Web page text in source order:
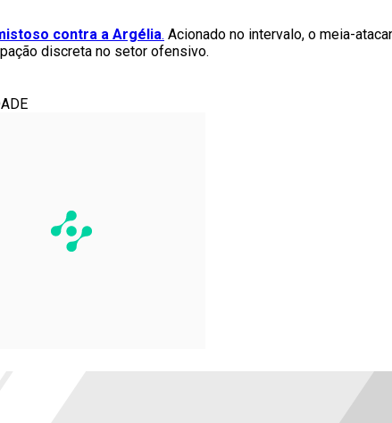
contra a Argélia. Acionado no intervalo, o meia-
discreta no setor ofensivo.